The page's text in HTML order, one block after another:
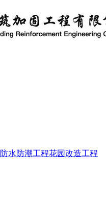
防水防潮工程花园改造工程